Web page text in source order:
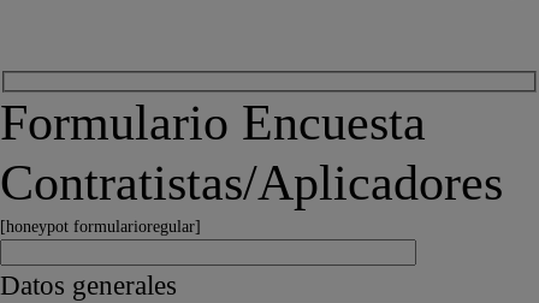
Formulario Encuesta
Contratistas/Aplicadores
[honeypot formularioregular]
Datos generales